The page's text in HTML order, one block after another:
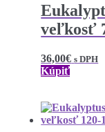
veľkosť
36,00€ s DPH
Kúpiť